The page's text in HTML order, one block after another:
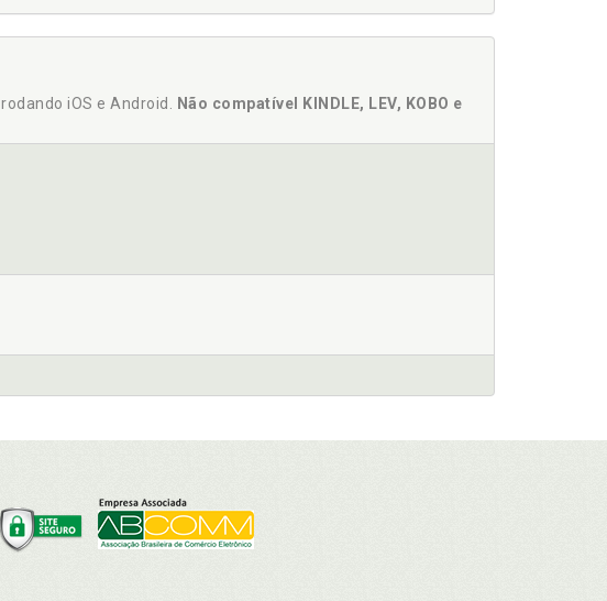
rodando iOS e Android.
Não compatível KINDLE, LEV, KOBO e